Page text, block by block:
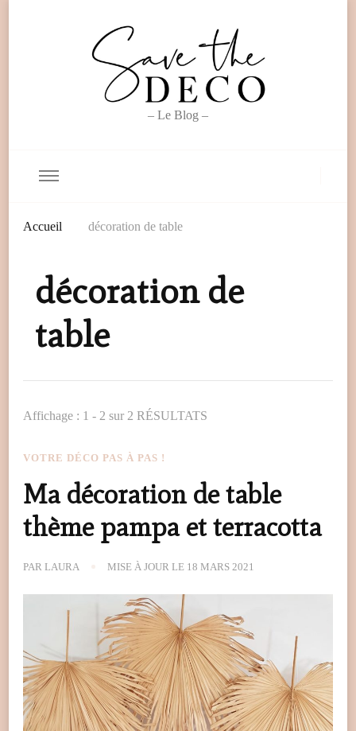
– Le Blog –
Accueil décoration de table
décoration de
table
Affichage : 1 - 2 sur 2 RÉSULTATS
VOTRE DÉCO PAS À PAS !
Ma décoration de table
thème pampa et terracotta
PAR LAURA MISE À JOUR LE 18 MARS 2021